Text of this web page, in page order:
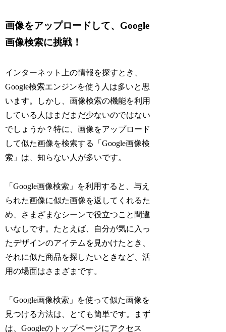
画像をアップロードして、Google
画像検索に挑戦！
インターネット上の情報を探すとき、
Google検索エンジンを使う人は多いと思
います。しかし、画像検索の機能を利用
している人はまだまだ少ないのではない
でしょうか？特に、画像をアップロード
して似た画像を検索する「Google画像検
索」は、知らない人が多いです。
「Google画像検索」を利用すると、与え
られた画像に似た画像を返してくれるた
め、さまざまなシーンで役立つこと間違
いなしです。たとえば、自分が気に入っ
たデザインのアイテムを見かけたとき、
それに似た商品を探したいときなど、活
用の場面はさまざまです。
「Google画像検索」を使って似た画像を
見つける方法は、とても簡単です。まず
は、Googleのトップページにアクセス